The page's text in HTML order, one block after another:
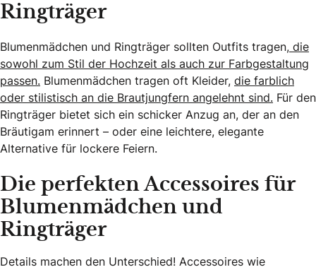
Ringträger
Blumenmädchen und Ringträger sollten Outfits tragen, die
sowohl zum Stil der Hochzeit als auch zur Farbgestaltung
passen. Blumenmädchen tragen oft Kleider, die farblich
oder stilistisch an die Brautjungfern angelehnt sind. Für den
Ringträger bietet sich ein schicker Anzug an, der an den
Bräutigam erinnert – oder eine leichtere, elegante
Alternative für lockere Feiern.
Die perfekten Accessoires für
Blumenmädchen und
Ringträger
Details machen den Unterschied! Accessoires wie